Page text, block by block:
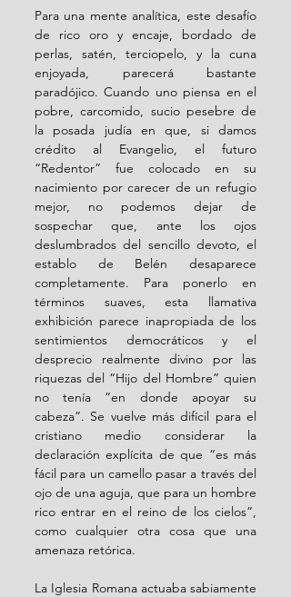
Para una mente analítica, este desafío
de rico oro y encaje, bordado de
perlas, satén, terciopelo, y la cuna
enjoyada, parecerá bastante
paradójico. Cuando uno piensa en el
pobre, carcomido, sucio pesebre de
la posada judía en que, si damos
crédito al Evangelio, el futuro
“Redentor” fue colocado en su
nacimiento por carecer de un refugio
mejor, no podemos dejar de
sospechar que, ante los ojos
deslumbrados del sencillo devoto, el
establo de Belén desaparece
completamente. Para ponerlo en
términos suaves, esta llamativa
exhibición parece inapropiada de los
sentimientos democráticos y el
desprecio realmente divino por las
riquezas del “Hijo del Hombre” quien
no tenía “en donde apoyar su
cabeza”. Se vuelve más difícil para el
cristiano medio considerar la
declaración explícita de que “es más
fácil para un camello pasar a través del
ojo de una aguja, que para un hombre
rico entrar en el reino de los cielos”,
como cualquier otra cosa que una
amenaza retórica.
La Iglesia Romana actuaba sabiamente